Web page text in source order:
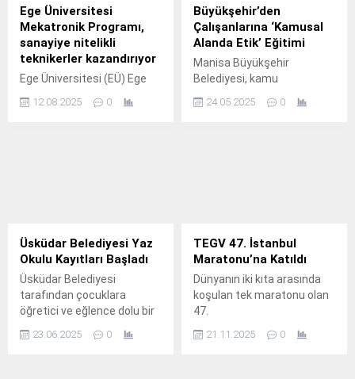
Ege Üniversitesi
Mekatronik Programı,
sanayiye nitelikli
teknikerler kazandırıyor
Ege Üniversitesi (EÜ) Ege
(EMYO) Mekatronik
12.08.2025 0
Büyükşehir’den
Çalışanlarına ‘Kamusal
Alanda Etik’ Eğitimi
Manisa Büyükşehir
Belediyesi, kamu
en iyi hizmetin verilmesi
24.05.2025 0
Üsküdar Belediyesi Yaz
Okulu Kayıtları Başladı
Üsküdar Belediyesi
tarafından çocuklara
öğretici ve eğlence dolu bir
Yaz Okulu programını
23.06.2025 0
TEGV 47. İstanbul
Maratonu’na Katıldı
Dünyanın iki kıta arasında
koşulan tek maratonu olan
47.
21.11.2025 0